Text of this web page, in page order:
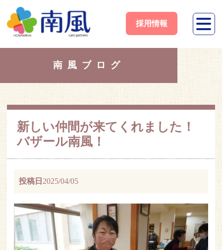
採用情報
南風ブログ
新しい仲間が来てくれました！
バザール南風！
投稿日 2025/04/05